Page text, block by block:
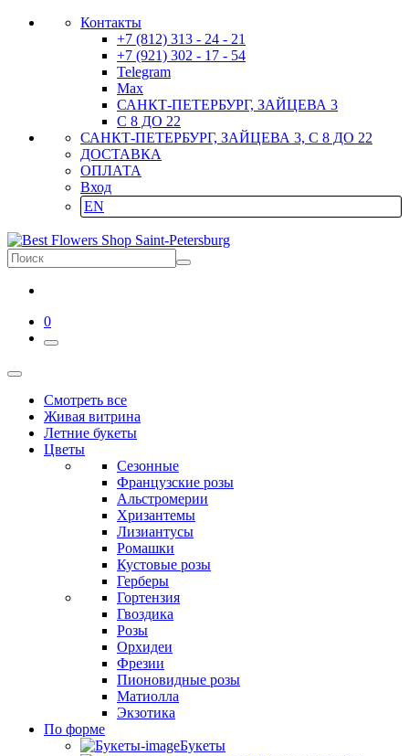
Контакты
+7 (812) 313 - 24 - 21
+7 (921) 302 - 17 - 54
Telegram
Max
САНКТ-ПЕТЕРБУРГ, ЗАЙЦЕВА 3
С 8 ДО 22
САНКТ-ПЕТЕРБУРГ, ЗАЙЦЕВА 3, С 8 ДО 22
ДОСТАВКА
ОПЛАТА
Вход
EN
0
Смотреть все
Живая витрина
Летние букеты
Цветы
Сезонные
Французские розы
Альстромерии
Хризантемы
Лизиантусы
Ромашки
Кустовые розы
Герберы
Гортензия
Гвоздика
Розы
Орхидеи
Фрезии
Пионовидные розы
Матиолла
Экзотика
По форме
Букеты